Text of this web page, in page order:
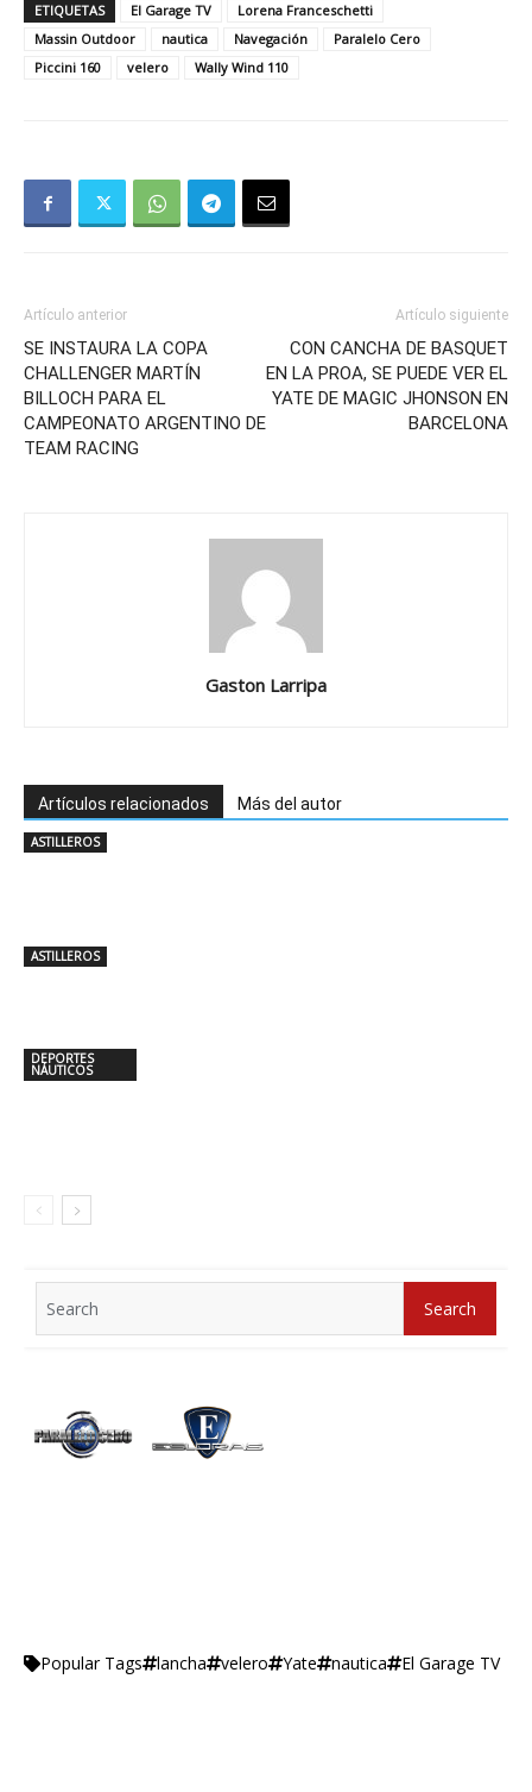
ETIQUETAS El Garage TV
Lorena Franceschetti
Massin Outdoor
nautica Navegación
Paralelo Cero
Piccini 160
velero Wally Wind 110
Artículo anterior
SE INSTAURA LA COPA
CHALLENGER MARTÍN
BILLOCH PARA EL
CAMPEONATO ARGENTINO DE
TEAM RACING
Artículo siguiente
CON CANCHA DE BASQUET
EN LA PROA, SE PUEDE VER EL
YATE DE MAGIC JHONSON EN
BARCELONA
Gaston Larripa
Artículos relacionados Más del autor
ASTILLEROS
ASTILLEROS
DEPORTES
NÁUTICOS
for:
Search
Popular Tags lancha velero Yate nautica El Garage TV